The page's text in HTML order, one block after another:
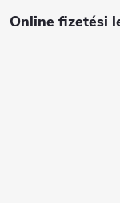
Online fizetési